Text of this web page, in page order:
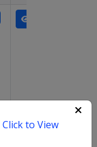
Click to View